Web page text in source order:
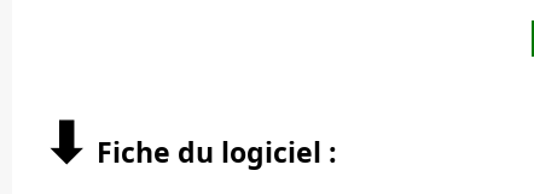
⬇︎ Fiche du logiciel :